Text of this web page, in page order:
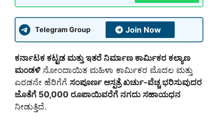
Telegram Group Join Now
ಕರ್ನಾಟಕ ಕಟ್ಟಡ ಮತ್ತು ಇತರೆ ನಿರ್ಮಾಣ ಕಾರ್ಮಿಕರ ಕಲ್ಯಾಣ
ಮಂಡಳಿ ನೋಂದಾಯಿತ ಮಹಿಳಾ ಕಾರ್ಮಿಕರ ಮೊದಲ ಮತ್ತು
ಎರಡನೇ ಹೆರಿಗೆಗೆ ಸಂಪೂರ್ಣ ಆಸ್ಪತ್ರೆ ಖರ್ಚು-ವೆಚ್ಚ ಭರಿಸುವುದರ
ಜೊತೆಗೆ 50,000 ರೂಪಾಯಿವರೆಗೆ ನಗದು ಸಹಾಯಧನ
ನೀಡುತ್ತಿದೆ.